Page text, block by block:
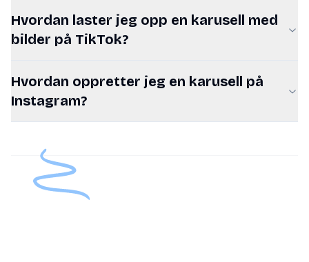
Hvordan laster jeg opp en karusell med
bilder på TikTok?
Hvordan oppretter jeg en karusell på
Instagram?